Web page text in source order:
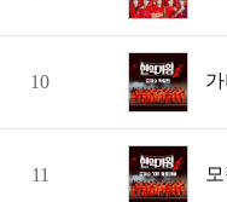
10
11